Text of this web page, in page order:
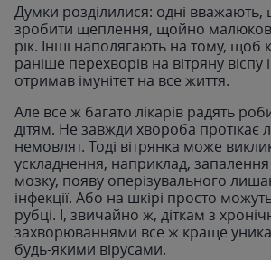
Думки розділилися: одні
зробити щеплення, щойно
рік. Інші наполягають на тому, щоб
раніше перехворів на вітряну
отримав імунітет на все життя.
Але все ж багато лікарів радять
дітям. Не завжди хвороба протікає
немовлят. Тоді вітрянка може
ускладнення, наприклад,
мозку, появу оперізувального
інфекції. Або на шкірі просто
рубці. І, звичайно ж, діткам з
захворюваннями все ж краще
будь-якими вірусами.